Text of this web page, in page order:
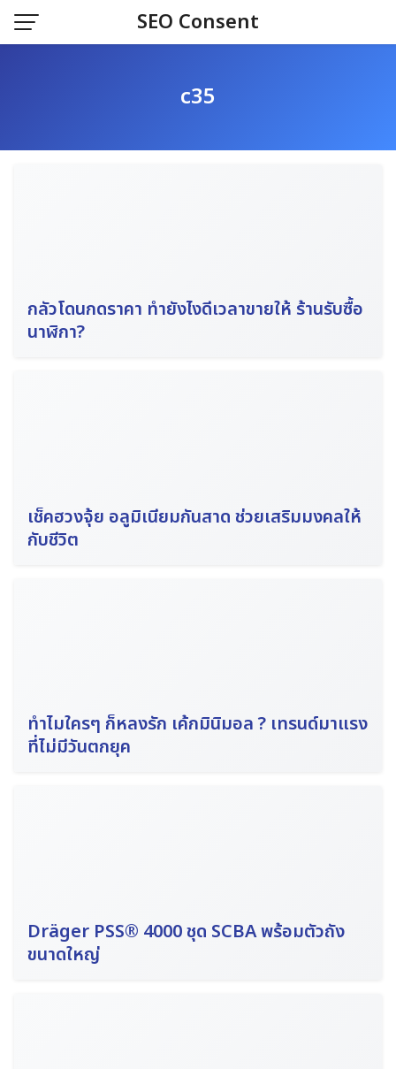
Skip
SEO Consent
c35
กลัวโดนกดราคา ทำยังไงดีเวลาขายให้ ร้านรับซื้อ
นาฬิกา?
เช็คฮวงจุ้ย อลูมิเนียมกันสาด ช่วยเสริมมงคลให้
กับชีวิต
ทำไมใครๆ ก็หลงรัก เค้กมินิมอล ? เทรนด์มาแรง
ที่ไม่มีวันตกยุค
Dräger PSS® 4000 ชุด SCBA พร้อมตัวถัง
ขนาดใหญ่